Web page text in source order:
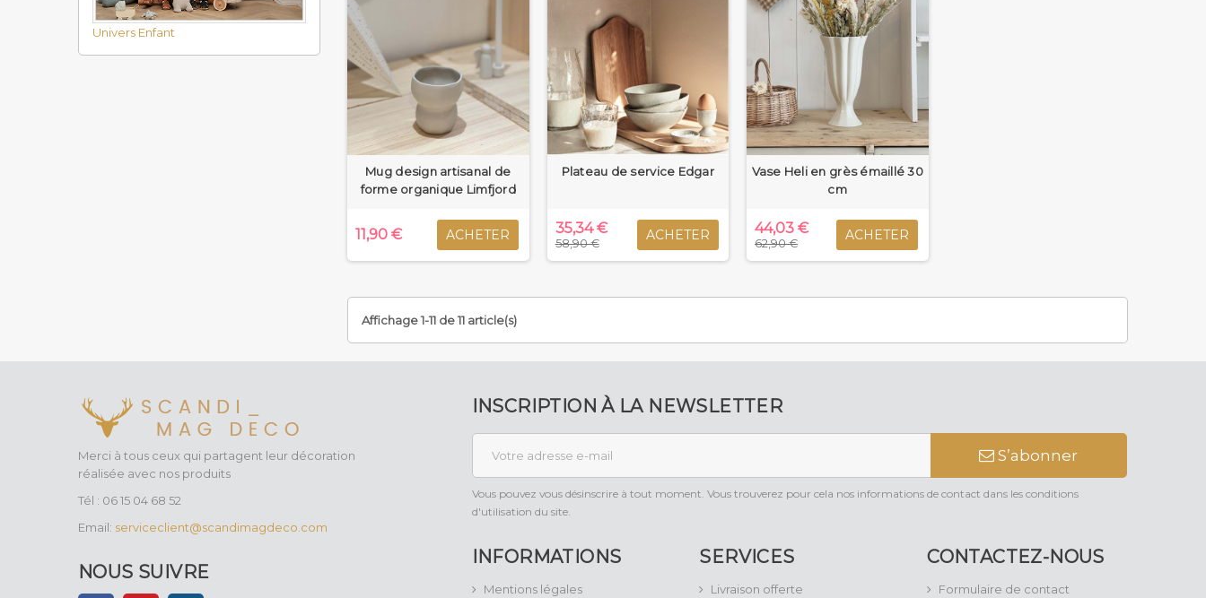
Univers Enfant
Mug design artisanal de
forme organique Limfjord
11,90 € ACHETER
Plateau de service Edgar
35,34 €
58,90 €
ACHETER
Vase Heli en grès émaillé 30
cm
44,03 €
62,90 €
ACHETER
Affichage 1-11 de 11 article(s)
Merci à tous ceux qui partagent leur décoration
réalisée avec nos produits
Tél : 06 15 04 68 52
Email: serviceclient@scandimagdeco.com
NOUS SUIVRE
INSCRIPTION À LA NEWSLETTER
S’abonner
Vous pouvez vous désinscrire à tout moment. Vous trouverez pour cela nos informations de contact dans les conditions
d'utilisation du site.
INFORMATIONS
Mentions légales
SERVICES
Livraison offerte
CONTACTEZ-NOUS
Formulaire de contact